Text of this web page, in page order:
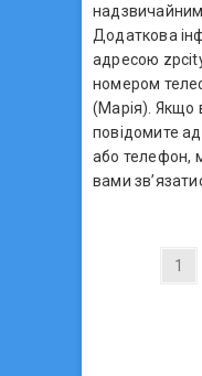
Додаткова
адресою
номером
(Марія). Якщо
повідомите
або телефон,
вами
P1